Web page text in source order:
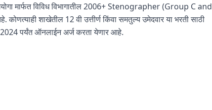
मार्फत विविध विभागातील 2006+ Stenographer (Group C and
कोणत्याही शाखेतील 12 वी उत्तीर्ण किंवा समतुल्य उमेदवार या भरती साठी
2024 पर्यंत ऑनलाईन अर्ज करता येणार आहे.